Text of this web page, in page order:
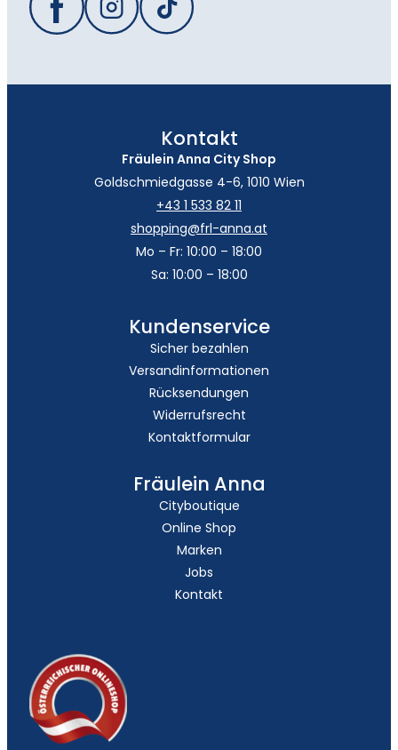
Kontakt
Fräulein Anna City Shop
Goldschmiedgasse 4-6, 1010 Wien
+43 1 533 82 11
shopping@frl-anna.at
Mo – Fr: 10:00 – 18:00
Sa: 10:00 – 18:00
Kundenservice
Sicher bezahlen
Versandinformationen
Rücksendungen
Widerrufsrecht
Kontaktformular
Fräulein Anna
Cityboutique
Online Shop
Marken
Jobs
Kontakt